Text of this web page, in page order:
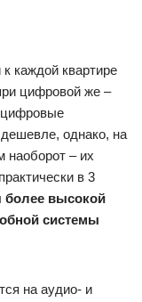
каждой квартире
цифровой же –
однако, на
наоборот – их
в 3
более высокой
системы
на аудио- и